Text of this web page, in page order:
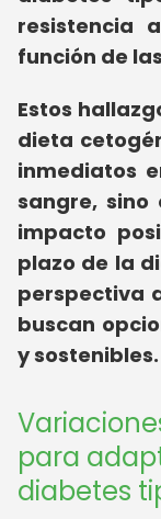
resistencia
función de
Estos
dieta
inmediatos
sangre,
impacto
plazo de la
perspectiva
buscan
y sostenibles.
para
diabetes